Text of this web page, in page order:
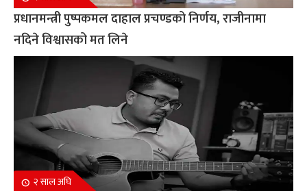
प्रधानमन्त्री पुष्पकमल दाहाल प्रचण्डको निर्णय, राजीनामा
नदिने विश्वासको मत लिने
२ साल अघि